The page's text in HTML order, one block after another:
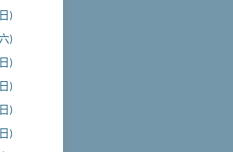
)
)
)
)
)
)